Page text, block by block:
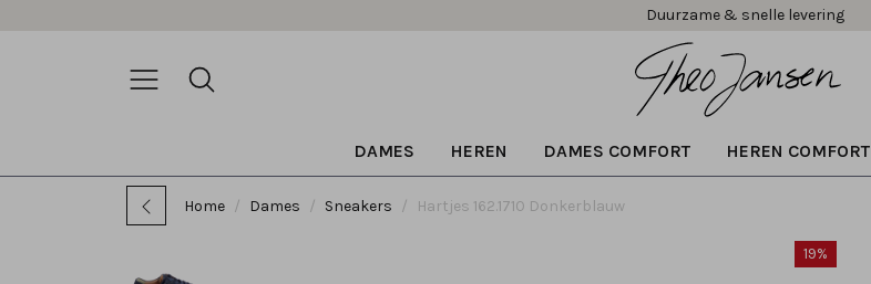
Gratis verzending vanaf € 99,95!
DAMES HEREN DAMES COMFORT HEREN COMFORT
Home Dames Sneakers Hartjes 162.1710 Donkerblauw
19%